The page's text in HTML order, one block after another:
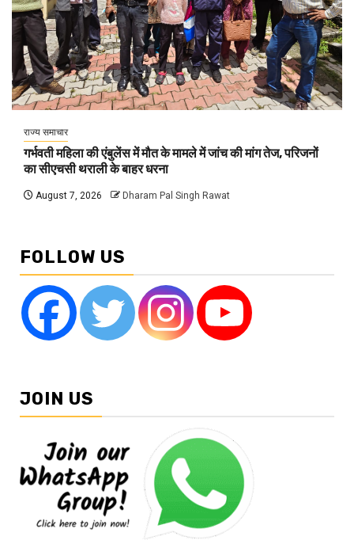
राज्य समाचार
गर्भवती महिला की एंबुलेंस में मौत के मामले में जांच की मांग तेज, परिजनों
का सीएचसी थराली के बाहर धरना
August 7, 2026 Dharam Pal Singh Rawat
FOLLOW US
JOIN US